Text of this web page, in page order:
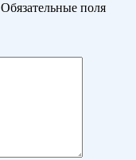
Обязательные поля